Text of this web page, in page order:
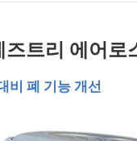
트리 에어로
비 폐 기능 개선